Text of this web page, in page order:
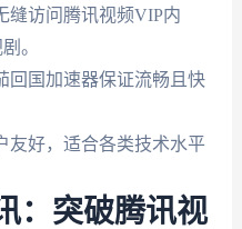
缝访问腾讯视频VIP内
。
回国加速器保证流畅且快
友好，适合各类技术水平
：突破腾讯视